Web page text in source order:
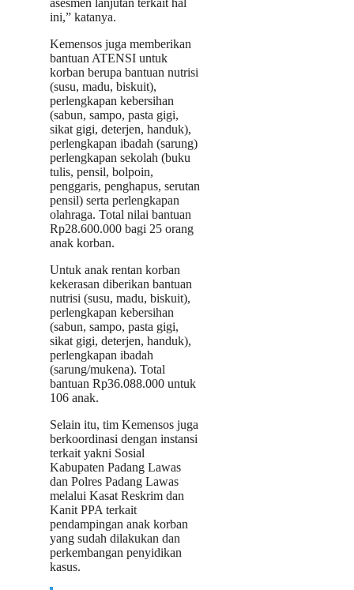
asesmen lanjutan terkait hal
ini,” katanya.
Kemensos juga memberikan
bantuan ATENSI untuk
korban berupa bantuan nutrisi
(susu, madu, biskuit),
perlengkapan kebersihan
(sabun, sampo, pasta gigi,
sikat gigi, deterjen, handuk),
perlengkapan ibadah (sarung)
perlengkapan sekolah (buku
tulis, pensil, bolpoin,
penggaris, penghapus, serutan
pensil) serta perlengkapan
olahraga. Total nilai bantuan
Rp28.600.000 bagi 25 orang
anak korban.
Untuk anak rentan korban
kekerasan diberikan bantuan
nutrisi (susu, madu, biskuit),
perlengkapan kebersihan
(sabun, sampo, pasta gigi,
sikat gigi, deterjen, handuk),
perlengkapan ibadah
(sarung/mukena). Total
bantuan Rp36.088.000 untuk
106 anak.
Selain itu, tim Kemensos juga
berkoordinasi dengan instansi
terkait yakni Sosial
Kabupaten Padang Lawas
dan Polres Padang Lawas
melalui Kasat Reskrim dan
Kanit PPA terkait
pendampingan anak korban
yang sudah dilakukan dan
perkembangan penyidikan
kasus.